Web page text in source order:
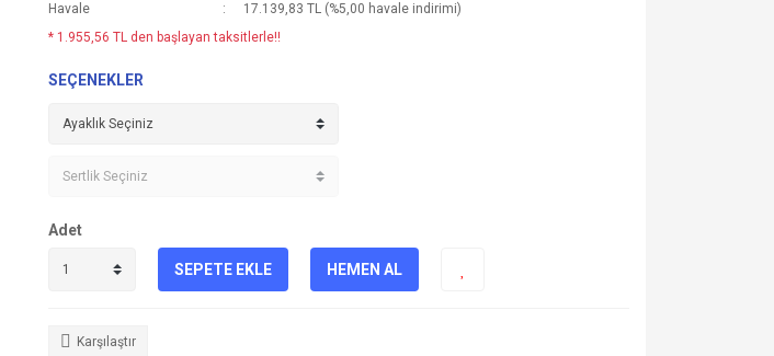
Havale
17.139,83 TL (%5,00 havale indirimi)
* 1.955,56 TL den başlayan taksitlerle!!
SEÇENEKLER
Adet
SEPETE EKLE HEMEN AL
Karşılaştır